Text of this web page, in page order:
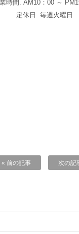
時間. AM10：00 ～
定休日. 毎週火曜日
« 前の記事 次の記